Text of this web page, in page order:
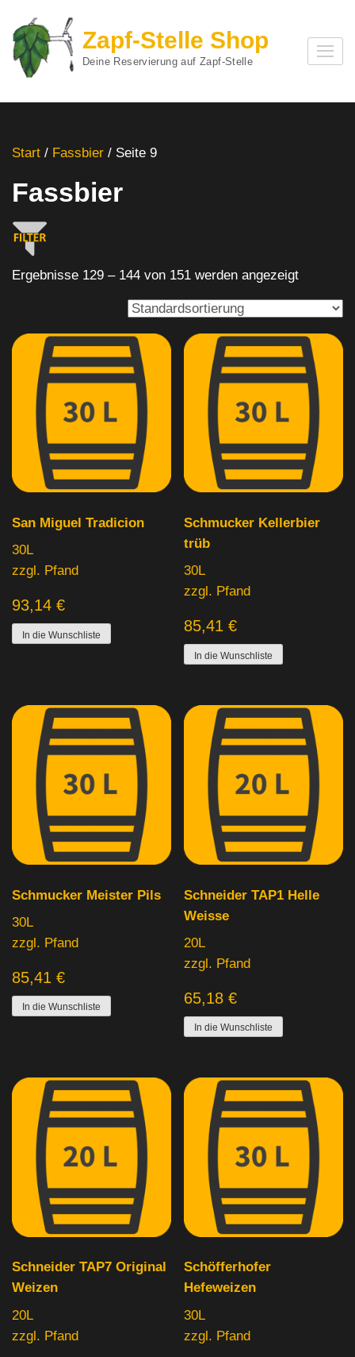
Inhalt
springen
(Enter
Zapf-Stelle Shop
Deine Reservierung auf Zapf-Stelle
Start / Fassbier / Seite 9
Fassbier
(3)
Hell(26)
Pils (60)
Radler(1)
Saisonbier(1)
Weizen
Produkt Gebinde
10L(1)
30L(108)
50L(33)
5L (1)
Ergebnisse 129 – 144 von 151 werden angezeigt
San Miguel Tradicion
30L
zzgl. Pfand
93,14 €
In die Wunschliste
Schmucker Kellerbier
trüb
30L
zzgl. Pfand
85,41€
In die Wunschliste
Schmucker Meister Pils
30L
zzgl. Pfand
85,41 €
In die Wunschliste
Schneider TAP1 Helle
Weisse
20L
zzgl. Pfand
65,18€
In die Wunschliste
Schneider TAP7 Original
Weizen
20L
zzgl. Pfand
Schöfferhofer
Hefeweizen
30L
zzgl. Pfand